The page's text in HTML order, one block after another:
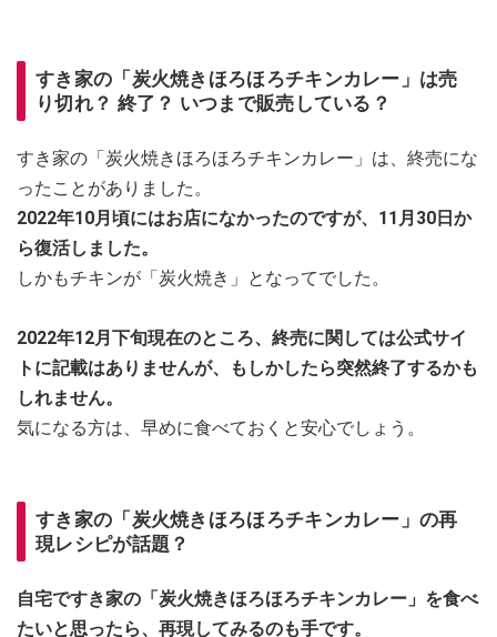
すき家の「炭火焼きほろほろチキンカレー」は売
り切れ？ 終了？ いつまで販売している？
すき家の「炭火焼きほろほろチキンカレー」は、終売にな
ったことがありました。
2022年10月頃にはお店になかったのですが、11月30日か
ら復活しました。
しかもチキンが「炭火焼き」となってでした。
2022年12月下旬現在のところ、終売に関しては公式サイ
トに記載はありませんが、もしかしたら突然終了するかも
しれません。
気になる方は、早めに食べておくと安心でしょう。
すき家の「炭火焼きほろほろチキンカレー」の再
現レシピが話題？
自宅ですき家の「炭火焼きほろほろチキンカレー」を食べ
たいと思ったら、再現してみるのも手です。